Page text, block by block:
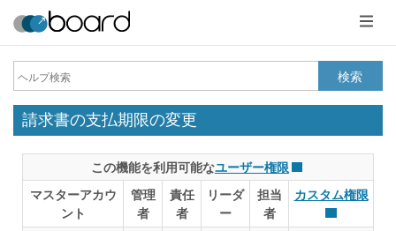
メ
ニ
ュ
ー
検索
請求書の支払期限の変更
この機能を利用可能なユーザー権限
マスターアカウ
ント
管理
者
責任
者
リーダ
ー
担当
者
カスタム権限